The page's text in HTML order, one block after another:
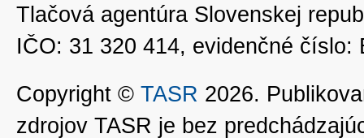
Tlačová agentúra Slovenskej
IČO: 31 320 414, evidenčné číslo:
Copyright © TASR 2026.
zdrojov TASR je bez